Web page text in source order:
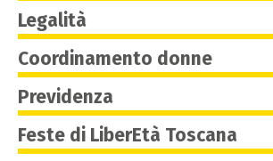
Legalità
Coordinamento donne
Previdenza
Feste di LiberEtà Toscana